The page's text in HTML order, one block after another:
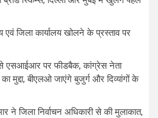
जिला कार्यालय खोलने के प्रस्ताव पर
एसआईआर पर फीडबैक, कांग्रेस नेता
मुद्दा, बीएलओ जाएंगे बुजुर्ग और दिव्यांगों के
ने जिला निर्वाचन अधिकारी से की मुलाकात,